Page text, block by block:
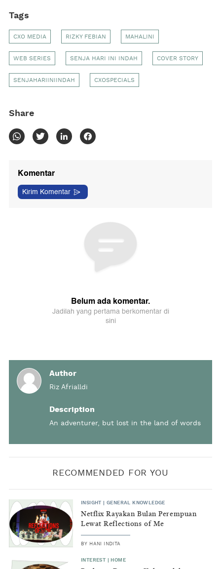
Tags
CXO MEDIA RIZKY FEBIAN MAHALINI
WEB SERIES SENJA HARI INI INDAH COVER STORY
SENJAHARIINIINDAH CXOSPECIALS
Share
Author
Riz Afrialldi
Description
An adventurer, but lost in the land of words
RECOMMENDED FOR YOU
INSIGHT |GENERAL KNOWLEDGE
Netflix Rayakan Bulan Perempuan
Lewat Reflections of Me
BY HANI INDITA
INTEREST HOME